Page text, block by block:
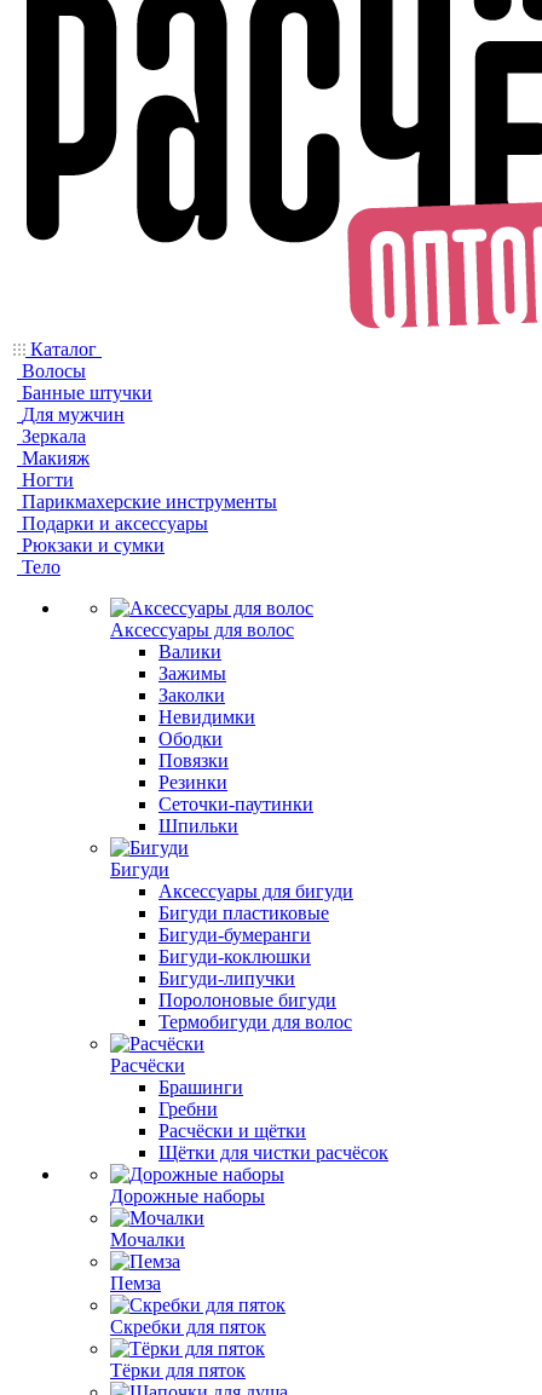
Каталог
Волосы
Банные штучки
Для мужчин
Зеркала
Макияж
Ногти
Парикмахерские инструменты
Подарки и аксессуары
Рюкзаки и сумки
Тело
Аксессуары для волос
Валики
Зажимы
Заколки
Невидимки
Ободки
Повязки
Резинки
Сеточки-паутинки
Шпильки
Бигуди
Аксессуары для бигуди
Бигуди пластиковые
Бигуди-бумеранги
Бигуди-коклюшки
Бигуди-липучки
Поролоновые бигуди
Термобигуди для волос
Расчёски
Брашинги
Гребни
Расчёски и щётки
Щётки для чистки расчёсок
Дорожные наборы
Мочалки
Пемза
Скребки для пяток
Тёрки для пяток